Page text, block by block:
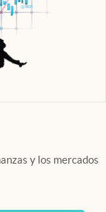
y los mercados